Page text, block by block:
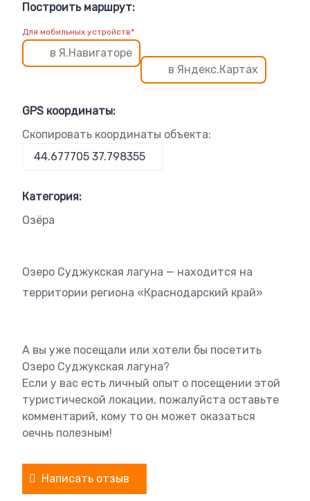
Построить маршрут:
Для мобильных устройств*
в Я.Навигаторе
в Яндекс.Картах
GPS координаты:
Скопировать координаты объекта:
Категория:
Озёра
Озеро Суджукская лагуна — находится на
территории региона «Краснодарский край»
А вы уже посещали или хотели бы посетить
Озеро Суджукская лагуна?
Если у вас есть личный опыт о посещении этой
туристической локации, пожалуйста оставьте
комментарий, кому то он может оказаться
оечнь полезным!
Написать отзыв